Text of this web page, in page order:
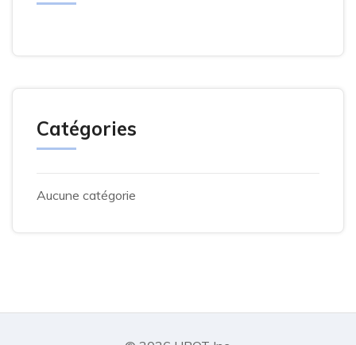
Catégories
Aucune catégorie